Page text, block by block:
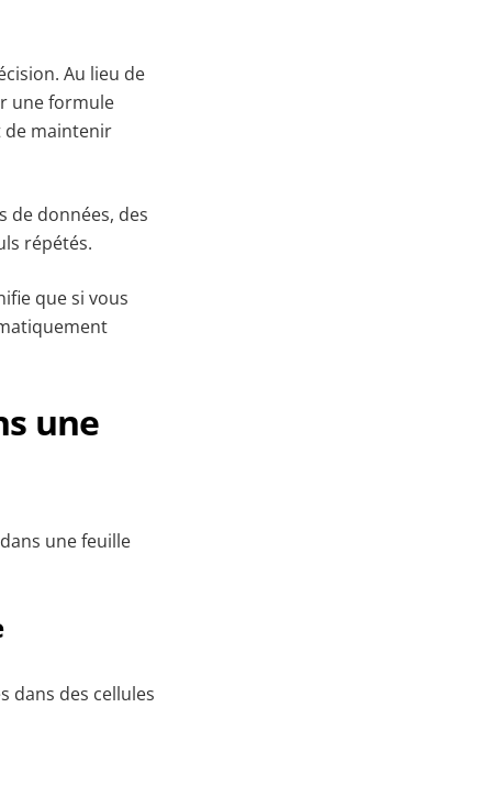
Au lieu de
une formule
de maintenir
de données, des
répétés.
que si vous
une
une feuille
dans des cellules